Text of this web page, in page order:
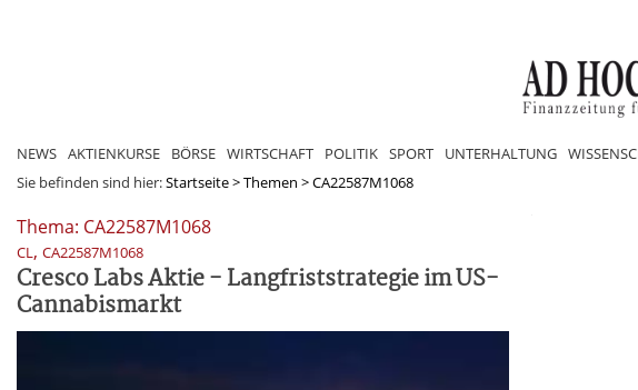
NEWS AKTIENKURSE BÖRSE WIRTSCHAFT POLITIK SPORT UNTERHALTUNG
Sie befinden sind hier:Startseite>Themen >CA22587M1068
Thema: CA22587M1068
CL, CA22587M1068
Cresco Labs Aktie - Langfriststrategie im US-
Cannabismarkt